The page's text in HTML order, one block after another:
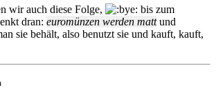
wir auch diese Folge,
bis zum
dran: euromünzen werden mattund
sie behält, also benutzt sie und kauft, kauft,